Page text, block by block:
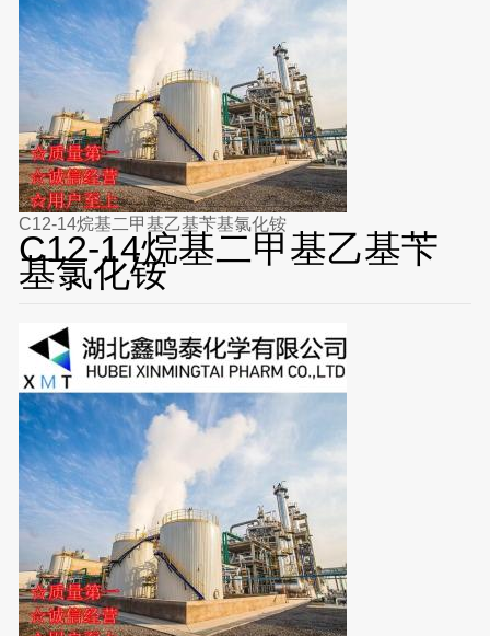
C12-14烷基二甲基乙基苄基氯化铵
C12-14烷基二甲基乙基苄
基氯化铵